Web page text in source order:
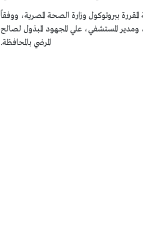
ببروتوكول وزارة الصحة المصرية، ووفقاً
المستشفي، علي المجهود المبذول لصالح
المرضي بالمحافظة.